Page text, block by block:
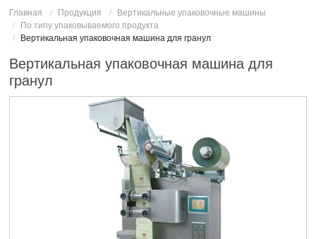
Главная Продукция
Вертикальные упаковочные машины
По типу упаковываемого продукта
Вертикальная упаковочная машина для гранул
Вертикальная упаковочная машина для
гранул